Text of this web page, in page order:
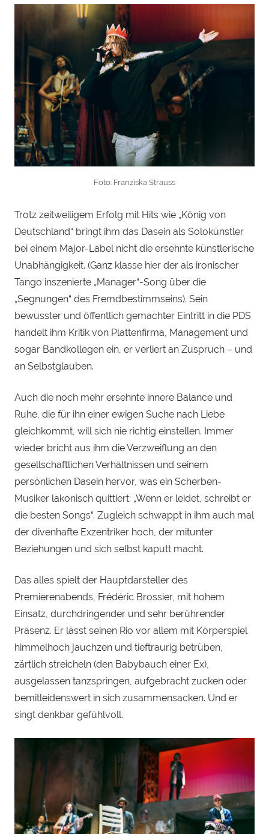
Foto: Franziska Strauss
Trotz zeitweiligem Erfolg mit Hits wie „König von
Deutschland“ bringt ihm das Dasein als Solokünstler
bei einem Major-Label nicht die ersehnte künstlerische
Unabhängigkeit. (Ganz klasse hier der als ironischer
Tango inszenierte „Manager“-Song über die
„Segnungen“ des Fremdbestimmseins). Sein
bewusster und öffentlich gemachter Eintritt in die PDS
handelt ihm Kritik von Plattenfirma, Management und
sogar Bandkollegen ein, er verliert an Zuspruch – und
an Selbstglauben.
Auch die noch mehr ersehnte innere Balance und
Ruhe, die für ihn einer ewigen Suche nach Liebe
gleichkommt, will sich nie richtig einstellen. Immer
wieder bricht aus ihm die Verzweiflung an den
gesellschaftlichen Verhältnissen und seinem
persönlichen Dasein hervor, was ein Scherben-
Musiker lakonisch quittiert: „Wenn er leidet, schreibt er
die besten Songs“. Zugleich schwappt in ihm auch mal
der divenhafte Exzentriker hoch, der mitunter
Beziehungen und sich selbst kaputt macht.
Das alles spielt der Hauptdarsteller des
Premierenabends, Frédéric Brossier, mit hohem
Einsatz, durchdringender und sehr berührender
Präsenz. Er lässt seinen Rio vor allem mit Körperspiel
himmelhoch jauchzen und tieftraurig betrüben,
zärtlich streicheln (den Babybauch einer Ex),
ausgelassen tanzspringen, aufgebracht zucken oder
bemitleidenswert in sich zusammensacken. Und er
singt denkbar gefühlvoll.